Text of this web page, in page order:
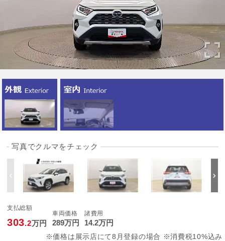
写真でクルマをチェック
支払総額
303.2万円
車両価格
289万円
諸費用
14.2万円
※価格は展示店にて8月登録の場合 ※消費税10%込み